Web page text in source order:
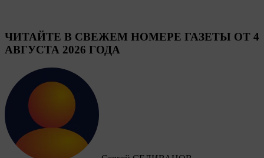
ЧИТАЙТЕ В СВЕЖЕМ НОМЕРЕ ГАЗЕТЫ ОТ 4
АВГУСТА 2026 ГОДА